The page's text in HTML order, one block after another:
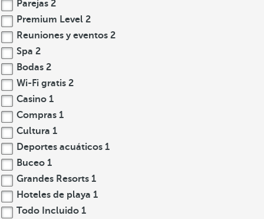
Parejas 2
Premium Level 2
Reuniones y eventos 2
Spa 2
Bodas 2
Wi-Fi gratis 2
Casino 1
Compras 1
Cultura 1
Deportes acuáticos 1
Buceo 1
Grandes Resorts 1
Hoteles de playa 1
Todo Incluido 1